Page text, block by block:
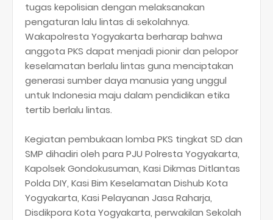
tugas kepolisian dengan melaksanakan
pengaturan lalu lintas di sekolahnya.
Wakapolresta Yogyakarta berharap bahwa
anggota PKS dapat menjadi pionir dan pelopor
keselamatan berlalu lintas guna menciptakan
generasi sumber daya manusia yang unggul
untuk Indonesia maju dalam pendidikan etika
tertib berlalu lintas.
Kegiatan pembukaan lomba PKS tingkat SD dan
SMP dihadiri oleh para PJU Polresta Yogyakarta,
Kapolsek Gondokusuman, Kasi Dikmas Ditlantas
Polda DIY, Kasi Bim Keselamatan Dishub Kota
Yogyakarta, Kasi Pelayanan Jasa Raharja,
Disdikpora Kota Yogyakarta, perwakilan Sekolah